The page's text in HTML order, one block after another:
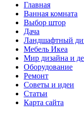
Главная
Ванная комната
Выбор штор
Дача
Ландшафтный
Мебель Икеа
Мир дизайна и
Оборудование
Ремонт
Советы и идеи
Статьи
Карта сайта